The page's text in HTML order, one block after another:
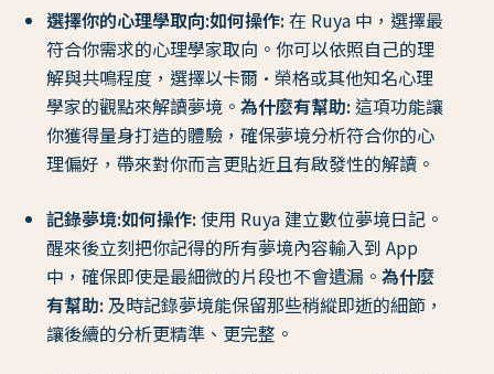
選擇你的心理學取向:如何操作:在 Ruya 中，選擇最
符合你需求的心理學家取向。你可以依照自己的理
解與共鳴程度，選擇以卡爾·榮格或其他知名心理
學家的觀點來解讀夢境。 為什麼有幫助: 這項功能讓
你獲得量身打造的體驗，確保夢境分析符合你的心
理偏好，帶來對你而言更貼近且有啟發性的解讀。
記錄夢境:如何操作:使用 Ruya 建立數位夢境日記。
醒來後立刻把你記得的所有夢境內容輸入到 App
中，確保即使是最細微的片段也不會遺漏。 為什麼
有幫助:及時記錄夢境能保留那些稍縱即逝的細節，
讓後續的分析更精準、更完整。